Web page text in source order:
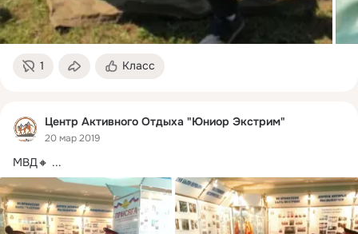
1 Класс
Центр Активного Отдыха "Юниор Экстрим"
20 мар 2019
МВД🔸 ...